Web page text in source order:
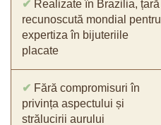
✔ Realizate în Brazilia, țară
recunoscută mondial pentru
expertiza în bijuteriile
placate
✔ Fără compromisuri în
privința aspectului și
strălucirii aurului